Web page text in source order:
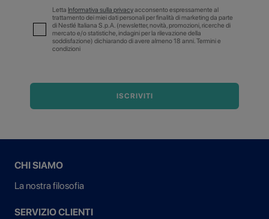
Letta Informativa sulla privacyacconsento espressamente al
trattamento dei miei dati personali per finalità di marketing da parte
di Nestlé Italiana S.p.A. (newsletter, novità, promozioni, ricerche di
mercato e/o statistiche, indagini per la rilevazione della
soddisfazione) dichiarando di avere almeno 18 anni. Termini e
condizioni
ISCRIVITI
CHI SIAMO
La nostra filosofia
SERVIZIO CLIENTI